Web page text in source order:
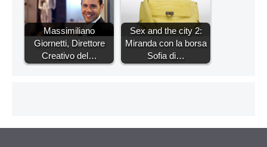
Massimiliano
Giornetti, Direttore
Creativo del…
Sex and the city 2:
Miranda con la borsa
Sofia di…